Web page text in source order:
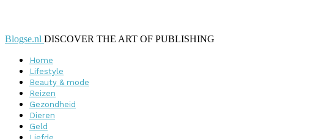
Blogse.nl DISCOVER THE ART OF PUBLISHING
Home
Lifestyle
Beauty & mode
Reizen
Gezondheid
Dieren
Geld